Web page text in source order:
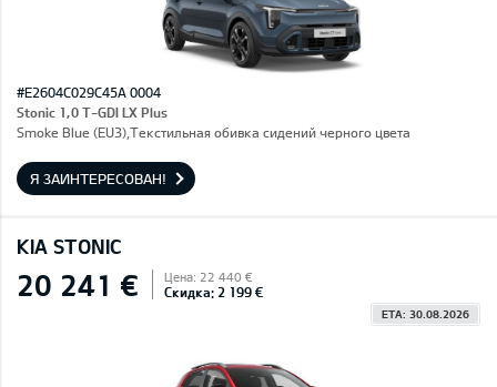
#E2604C029C45A 0004
Stonic 1,0 T-GDI LX Plus
Smoke Blue (EU3),Текстильная обивка сидений черного цвета
Я ЗАИНТЕРЕСОВАН!
KIA STONIC
20 241 € Цена: 22 440 €
Скидка: 2 199 €
ETA: 30.08.2026